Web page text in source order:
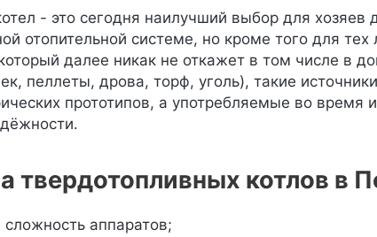
- это сегодня наилучший выбор для
отопительной системе, но кроме того для
далее никак не откажет в том числе в
пеллеты, дрова, торф, уголь), такие
прототипов, а употребляемые во
твердотопливных котлов в
аппаратов;